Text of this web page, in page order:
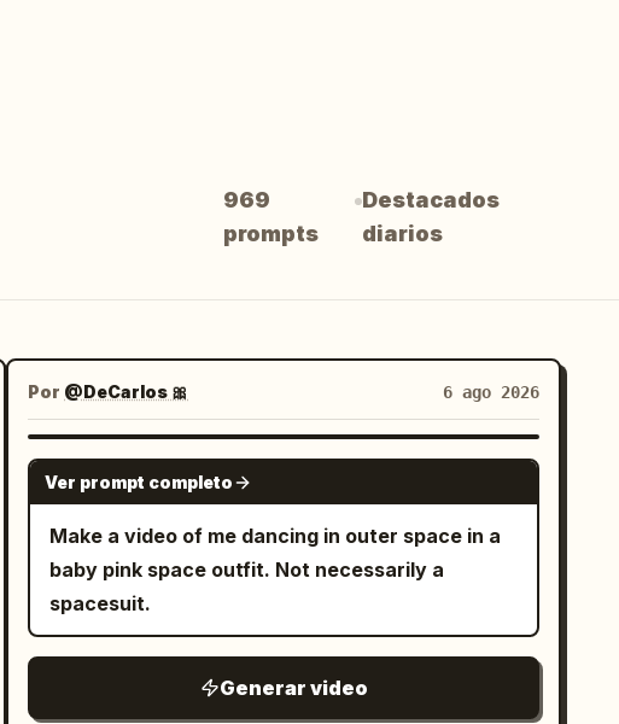
969
prompts
Destacados
diarios
Por @DeCarlos 🎀 6 ago 2026
GROK IMAGINE
Ver prompt completo
Make a video of me dancing in outer space in a
baby pink space outfit. Not necessarily a
spacesuit.
Generar video